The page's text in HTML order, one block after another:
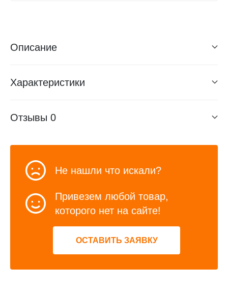
Описание
Характеристики
Отзывы 0
Не нашли что искали?
Привезем любой товар,
которого нет на сайте!
ОСТАВИТЬ ЗАЯВКУ